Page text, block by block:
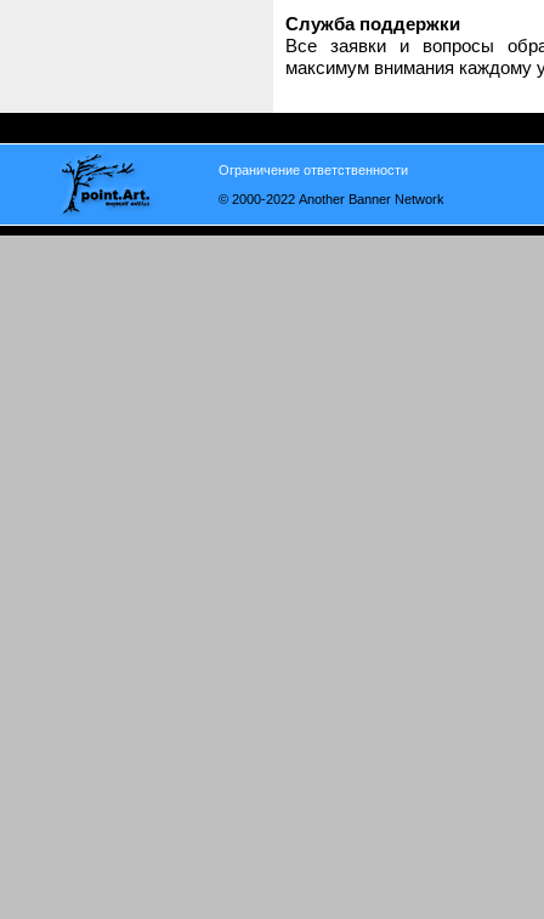
Служба поддержки
Все заявки и вопросы
максимум внимания каждому
Ограничение ответственности
© 2000-2022 Another Banner Network